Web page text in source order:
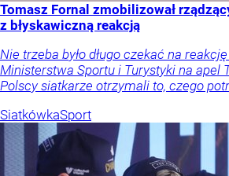
Tomasz Fornal zmobilizował
z błyskawiczną reakcją
Nie trzeba było długo czekać na
Ministerstwa Sportu i Turystyki na apel
Polscy siatkarze otrzymali to, czego
SiatkówkaSport